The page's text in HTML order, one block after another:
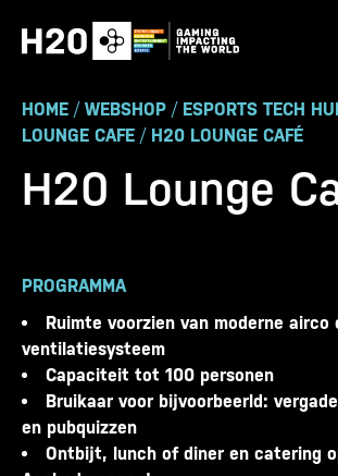
HOME / WEBSHOP / ESPORTS TECH
LOUNGE CAFE / H20 LOUNGE CAFÉ
H20 Lounge
PROGRAMMA
Ruimte voorzien van moderne airco
ventilatiesysteem
Capaciteit tot 100 personen
Bruikaar voor bijvoorbeerld:
en pubquizzen
Ontbijt, lunch of diner en catering